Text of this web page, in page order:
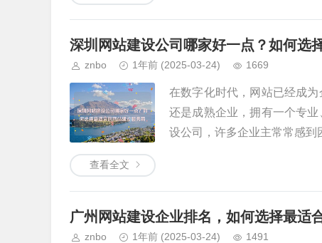
深圳网站建设公司哪家好一点？如何选
znbo 1年前 (2025-03-24) 1669
在数字化时代，网站已经成
还是成熟企业，拥有一个专
设公司，许多企业主常常感到
查看全文
广州网站建设企业排名，如何选择最适
znbo 1年前 (2025-03-24) 1491